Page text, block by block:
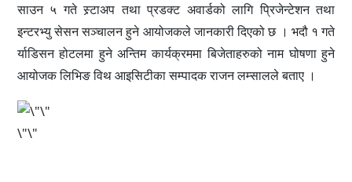
साउन ५ गते स्र्टाअप तथा प्रडक्ट अवार्डको लागि प्रिजेन्टेशन तथा
इन्टरभ्यु सेसन सञ्चालन हुने आयोजकले जानकारी दिएको छ । भदौ १ गते
र्याडिसन होटलमा हुने अन्तिम कार्यक्रममा बिजेताहरुको नाम घोषणा हुने
आयोजक लिभिङ विथ आइसिटीका सम्पादक राजन लम्सालले बताए ।
\"\"